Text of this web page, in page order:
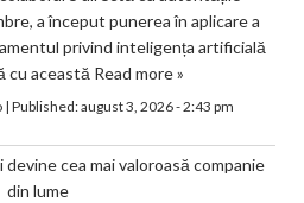
a început punerea în aplicare a
privind inteligența artificială
cu această Read more »
| Published:august 3, 2026 - 2:43 pm
cea mai valoroasă companie
din lume